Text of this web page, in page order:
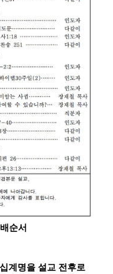
순서
계명을 설교 전후로